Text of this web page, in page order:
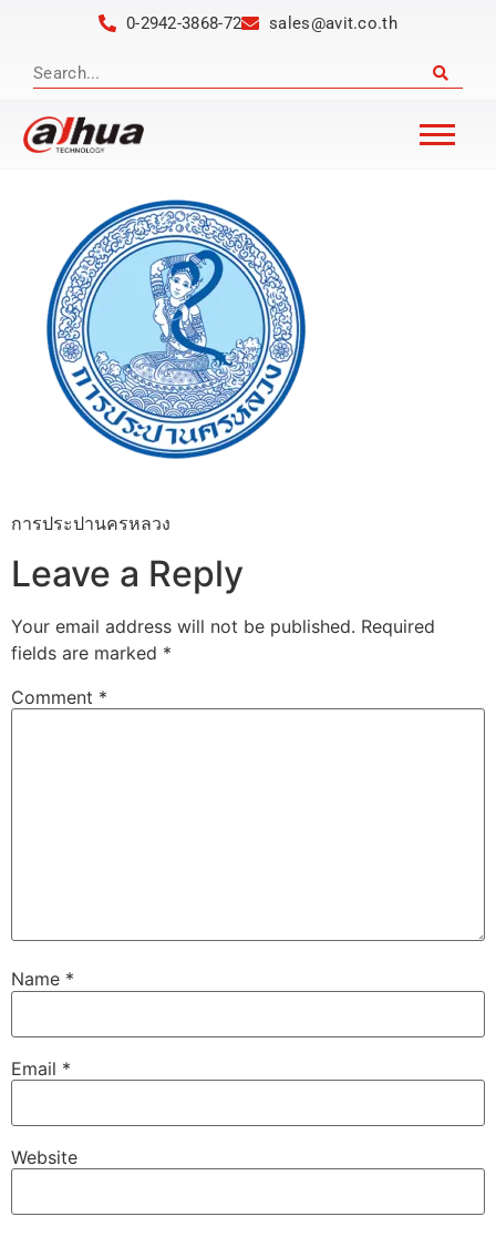
0-2942-3868-72 sales@avit.co.th
การประปานครหลวง
Leave a Reply
Your email address will not be published. Required
fields are marked *
Comment *
Name *
Email *
Website